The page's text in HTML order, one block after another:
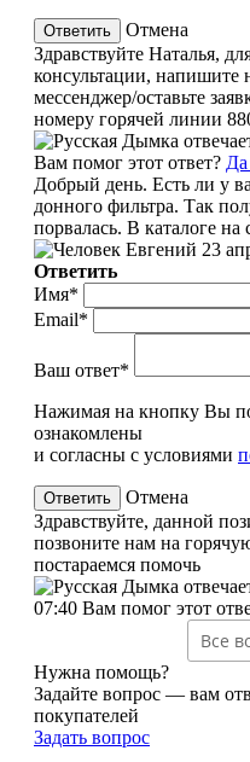
Отмена
Здравствуйте Наталья,
консультации, напишите
мессенджер/оставьте
номеру горячей линии
Вам помог этот ответ? Да
Добрый день. Есть ли у
донного фильтра. Так
порвалась. В каталоге на
Евгений 23
Ответить
Имя*
Email*
Ваш ответ*
Нажимая на кнопку Вы
ознакомлены
и согласны с условиями
Отмена
Здравствуйте, данной
позвоните нам на
постараемся помочь
07:40 Вам помог этот
Все
Нужна помощь?
Задайте вопрос — вам
покупателей
Задать вопрос